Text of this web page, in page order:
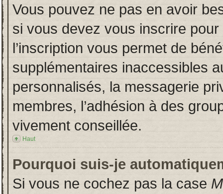
Vous pouvez ne pas en avoir
si vous devez vous inscrire
l’inscription vous permet de
supplémentaires inaccessibles
personnalisés, la messagerie
membres, l’adhésion à des
vivement conseillée.
Haut
Pourquoi suis-je
Si vous ne cochez pas la case